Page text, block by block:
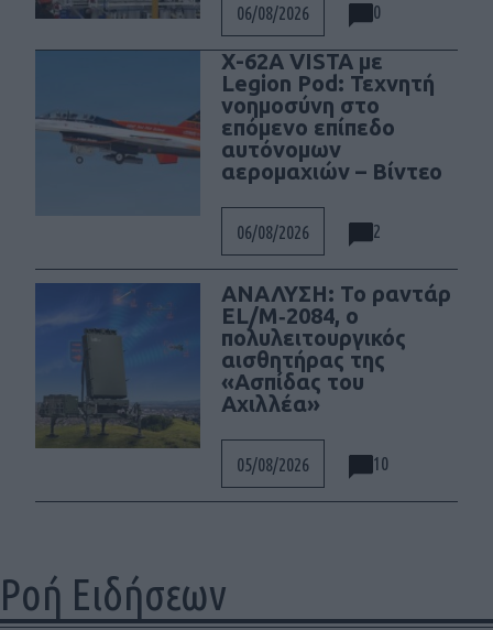
06/08/2026 0
X-62A VISTA με
Legion Pod: Τεχνητή
νοημοσύνη στο
επόμενο επίπεδο
αυτόνομων
αερομαχιών – Βίντεο
06/08/2026 2
ΑΝΑΛΥΣΗ: To ραντάρ
EL/M‑2084, ο
πολυλειτουργικός
αισθητήρας της
«Ασπίδας του
Αχιλλέα»
05/08/2026 10
Ροή Ειδήσεων